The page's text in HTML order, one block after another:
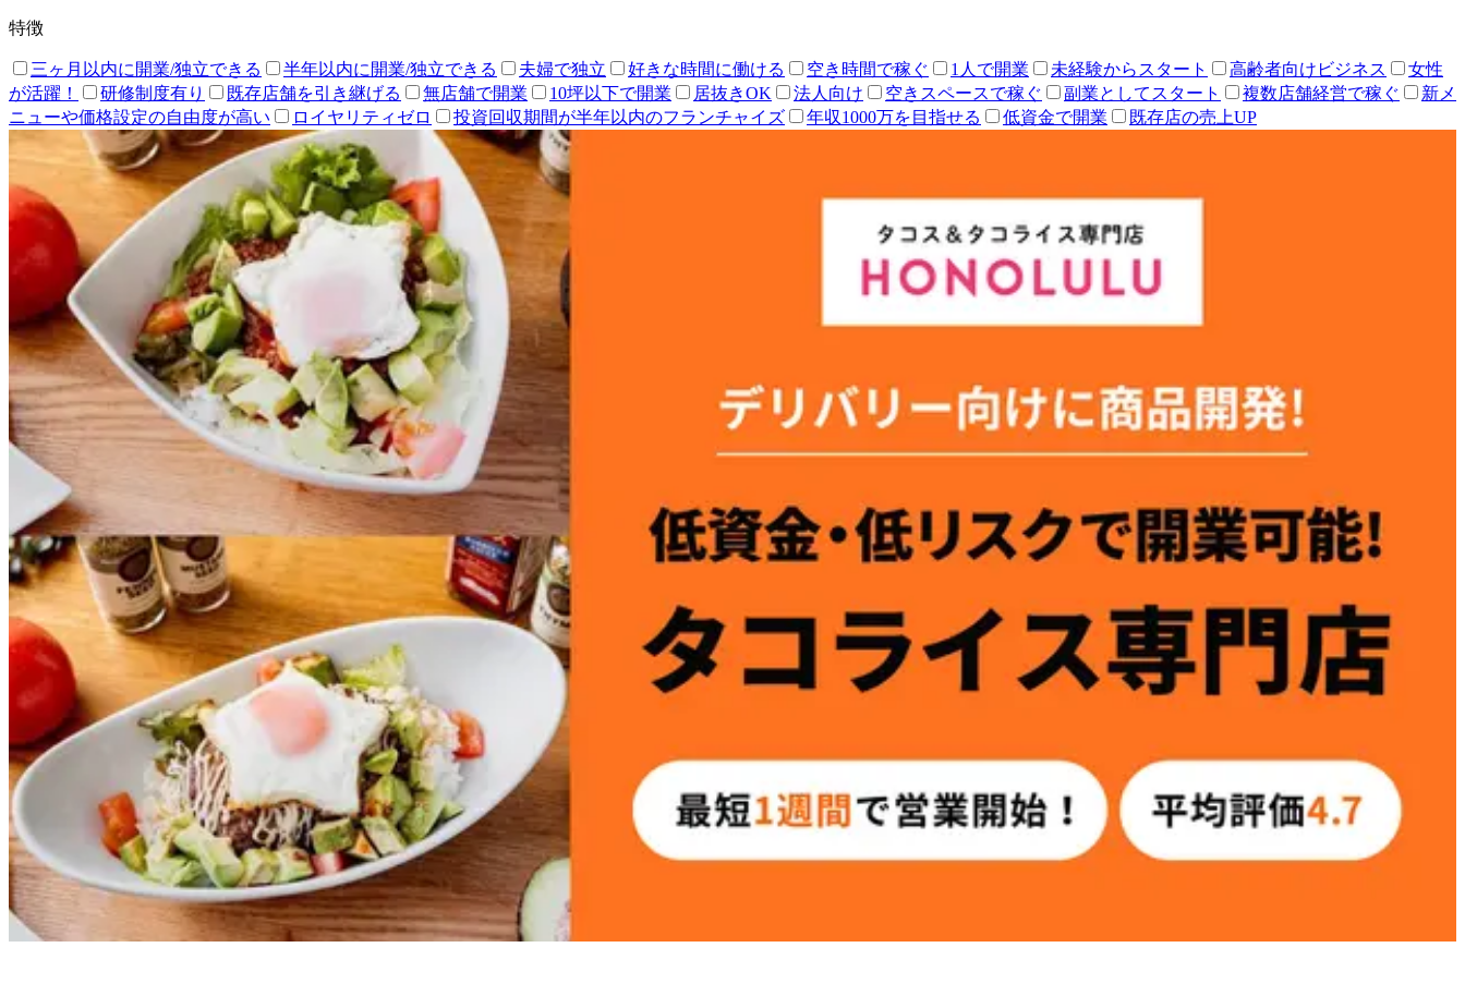
特徴
三ヶ月以内に開業/独立できる 半年以内に開業/独立できる 夫婦で独立 好きな時間に働ける 空き時間で稼ぐ 1人で開業 未経験からスタート 高齢者向けビジネス
女性
が活躍！
研修制度有り 既存店舗を引き継げる 無店舗で開業 10坪以下で開業 居抜きOK 法人向け 空きスペースで稼ぐ 副業としてスタート 複数店舗経営で稼ぐ
新メ
ニューや価格設定の自由度が高い
ロイヤリティゼロ 投資回収期間が半年以内のフランチャイズ 年収1000万を目指せる 低資金で開業 既存店の売上UP